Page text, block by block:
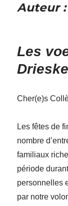
Auteur
Les
Cher(e)s
Les fêtes de
nombre
familiaux
période
personnelles
par notre